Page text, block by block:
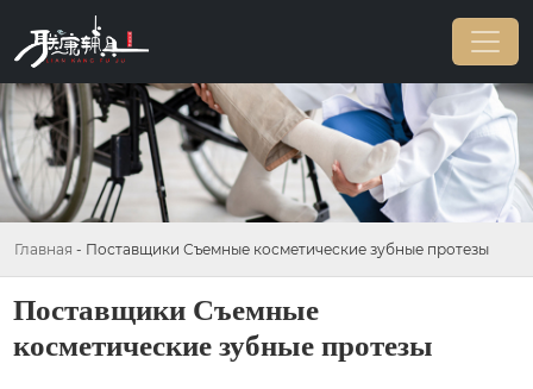
Главная - Поставщики Съемные косметические зубные протезы
Поставщики Съемные
косметические зубные протезы